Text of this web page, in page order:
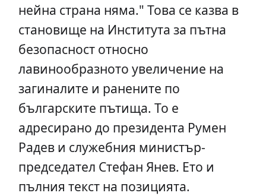
нейна страна няма." Това се казва в
становище на Института за пътна
безопасност относно
лавинообразното увеличение на
загиналите и ранените по
българските пътища. То е
адресирано до президента Румен
Радев и служебния министър-
председател Стефан Янев. Ето и
пълния текст на позицията.